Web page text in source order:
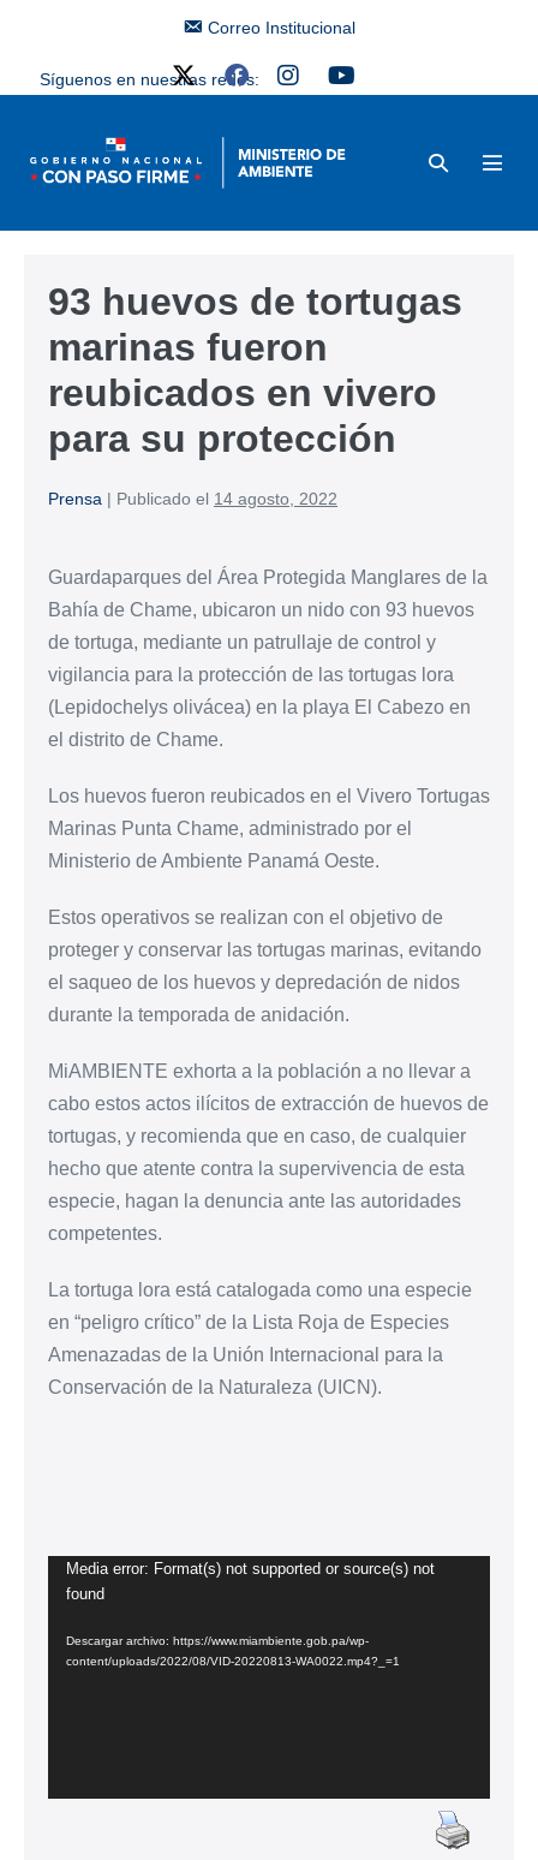
Correo Institucional
Síguenos en nuestras redes:
93 huevos de tortugas
marinas fueron
reubicados en vivero
para su protección
Prensa | Publicado el 14 agosto, 2022
Guardaparques del Área Protegida Manglares de la
Bahía de Chame, ubicaron un nido con 93 huevos
de tortuga, mediante un patrullaje de control y
vigilancia para la protección de las tortugas lora
(Lepidochelys olivácea) en la playa El Cabezo en
el distrito de Chame.
Los huevos fueron reubicados en el Vivero Tortugas
Marinas Punta Chame, administrado por el
Ministerio de Ambiente Panamá Oeste.
Estos operativos se realizan con el objetivo de
proteger y conservar las tortugas marinas, evitando
el saqueo de los huevos y depredación de nidos
durante la temporada de anidación.
MiAMBIENTE exhorta a la población a no llevar a
cabo estos actos ilícitos de extracción de huevos de
tortugas, y recomienda que en caso, de cualquier
hecho que atente contra la supervivencia de esta
especie, hagan la denuncia ante las autoridades
competentes.
La tortuga lora está catalogada como una especie
en “peligro crítico” de la Lista Roja de Especies
Amenazadas de la Unión Internacional para la
Conservación de la Naturaleza (UICN).
Reproductor
de
vídeo
Media error: Format(s) not supported or source(s) not
found
Descargar archivo: https://www.miambiente.gob.pa/wp-
content/uploads/2022/08/VID-20220813-WA0022.mp4?_=1